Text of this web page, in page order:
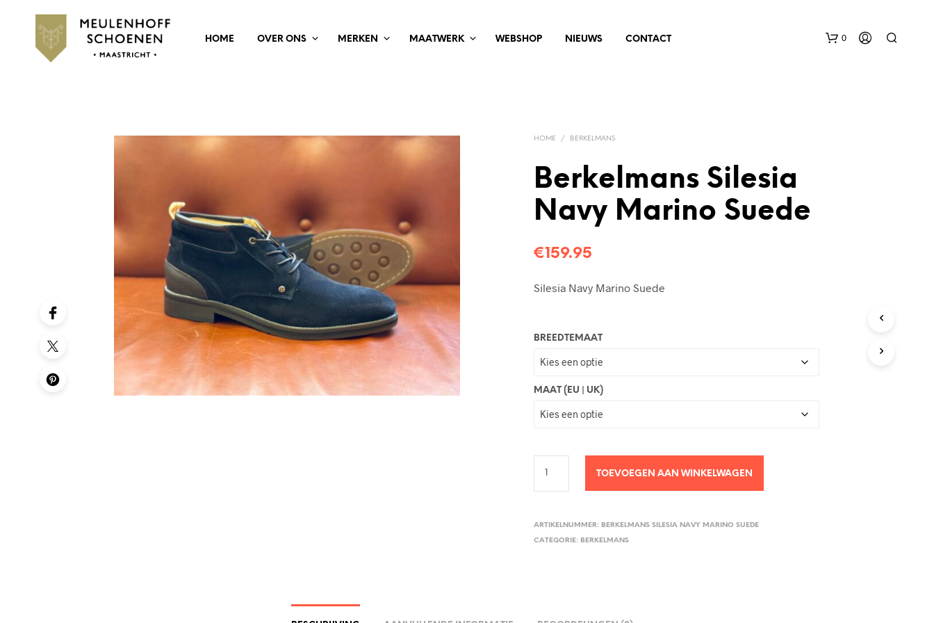
HOME OVER ONS MERKEN MAATWERK WEBSHOP NIEUWS CONTACT 0
HOME / BERKELMANS
Berkelmans Silesia
Navy Marino Suede
€159.95
Silesia Navy Marino Suede
BREEDTEMAAT
MAAT (EU | UK)
TOEVOEGEN AAN WINKELWAGEN
ARTIKELNUMMER: BERKELMANS SILESIA NAVY MARINO SUEDE
CATEGORIE: BERKELMANS